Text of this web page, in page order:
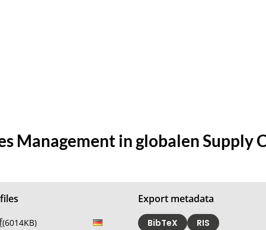
Management in globalen Supply
(6014KB)
Export metadata
BibTeX RIS